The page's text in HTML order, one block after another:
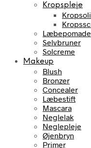
Kropspleje
Læbepomade
Selvbruner
Solcreme
Makeup
Blush
Bronzer
Concealer
Læbestift
Mascara
Neglelak
Neglepleje
Øjenbryn
Primer